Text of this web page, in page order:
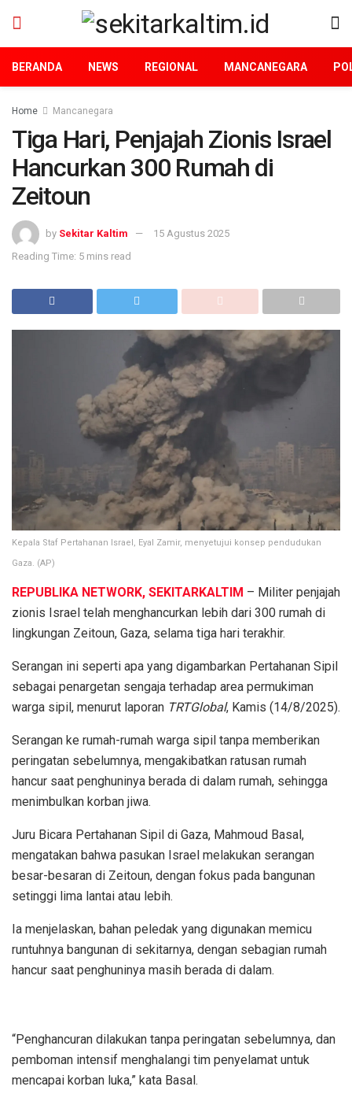
BERANDA NEWS REGIONAL MANCANEGARA
Home Mancanegara
Tiga Hari, Penjajah Zionis Israel
Hancurkan 300 Rumah di
Zeitoun
by Sekitar Kaltim
15 Agustus 2025
Reading Time: 5 mins read
Kepala Staf Pertahanan Israel, Eyal Zamir, menyetujui konsep pendudukan
Gaza. (AP)
REPUBLIKA NETWORK, SEKITARKALTIM – Militer penjajah
zionis Israel telah menghancurkan lebih dari 300 rumah di
lingkungan Zeitoun, Gaza, selama tiga hari terakhir.
Serangan ini seperti apa yang digambarkan Pertahanan Sipil
sebagai penargetan sengaja terhadap area permukiman
warga sipil, menurut laporan TRTGlobal, Kamis (14/8/2025).
Serangan ke rumah-rumah warga sipil tanpa memberikan
peringatan sebelumnya, mengakibatkan ratusan rumah
hancur saat penghuninya berada di dalam rumah, sehingga
menimbulkan korban jiwa.
Juru Bicara Pertahanan Sipil di Gaza, Mahmoud Basal,
mengatakan bahwa pasukan Israel melakukan serangan
besar-besaran di Zeitoun, dengan fokus pada bangunan
setinggi lima lantai atau lebih.
Ia menjelaskan, bahan peledak yang digunakan memicu
runtuhnya bangunan di sekitarnya, dengan sebagian rumah
hancur saat penghuninya masih berada di dalam.
“Penghancuran dilakukan tanpa peringatan sebelumnya, dan
pemboman intensif menghalangi tim penyelamat untuk
mencapai korban luka,” kata Basal.